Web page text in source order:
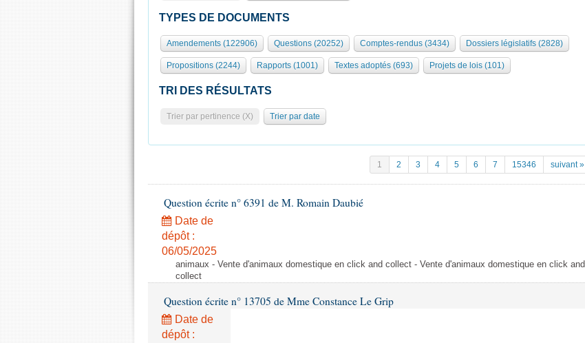
TYPES DE DOCUMENTS
Amendements (122906) Questions (20252) Comptes-rendus (3434) Dossiers législatifs (2828)
Propositions (2244) Rapports (1001) Textes adoptés (693) Projets de lois (101)
TRI DES RÉSULTATS
Trier par pertinence (X) Trier par date
1 2 3 4 5 6 7 15346 suivant »
Question écrite n° 6391 de M. Romain Daubié
Date de
dépôt :
06/05/2025
animaux - Vente d'animaux domestique en click and collect - Vente d'animaux domestique en click and
collect
Question écrite n° 13705 de Mme Constance Le Grip
Date de
dépôt :